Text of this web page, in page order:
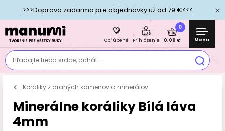
>>>Doprava zadarmo pre objednávky už od 79 €<<<
Hľadajte treba srdce, achát...
Obľúbené Prihlásenie
0
0,00 € Menu
Koráliky z drahých kameňov a minerálov
Minerálne koráliky Bílá láva
4mm